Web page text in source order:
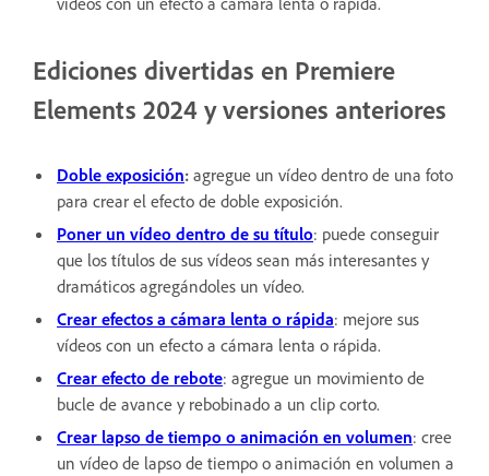
Ediciones divertidas en Premiere
Elements 2024 y versiones anteriores
Doble exposición: agregue un vídeo dentro de una foto
para crear el efecto de doble exposición.
Poner un vídeo dentro de su título: puede conseguir
que los títulos de sus vídeos sean más interesantes y
dramáticos agregándoles un vídeo.
Crear efectos a cámara lenta o rápida: mejore sus
vídeos con un efecto a cámara lenta o rápida.
Crear efecto de rebote: agregue un movimiento de
bucle de avance y rebobinado a un clip corto.
Crear lapso de tiempo o animación en volumen: cree
un vídeo de lapso de tiempo o animación en volumen a